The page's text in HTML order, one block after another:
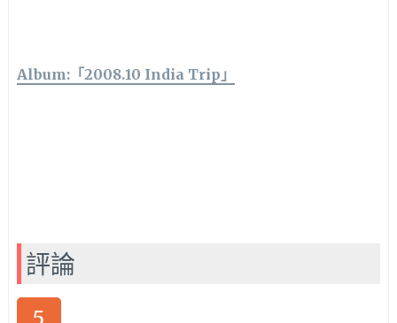
Album:「2008.10 India Trip」
評論